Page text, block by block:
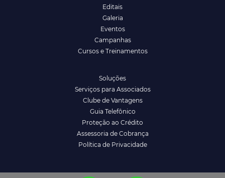
Editais
Galeria
Eventos
Campanhas
Cursos e Treinamentos
Soluções
Serviços para Associados
Clube de Vantagens
Guia Telefônico
Proteção ao Crédito
Assessoria de Cobrança
Política de Privacidade